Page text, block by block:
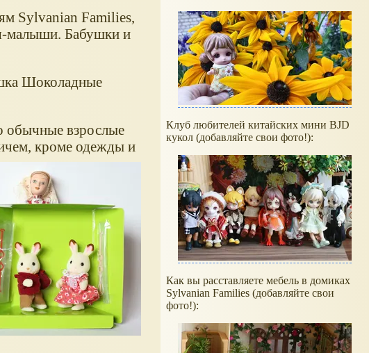
Sylvanian Families,
малыши. Бабушки и
Шоколадные
обычные взрослые
кроме одежды и
Клуб любителей китайских мини BJD
кукол (добавляйте свои фото!):
Как вы расставляете мебель в домиках
Sylvanian Families (добавляйте свои
фото!):